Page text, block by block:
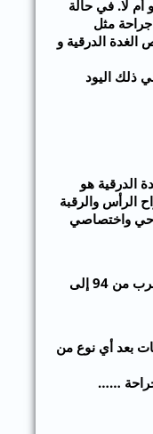
أم لا. في حالة
جراحة مثل
الدرقية و
ذلك اليود
الدرقية هو
الرأس والرقبة
واختصاصي
معدل النجاح مرتفع جدًا ، عادةً ما يقرب من 94 إلى
بعد أي نوع من
……